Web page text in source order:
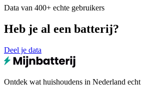
Data van 400+ echte gebruikers
Heb je al een batterij?
Deel je data
Ontdek wat huishoudens in Nederland